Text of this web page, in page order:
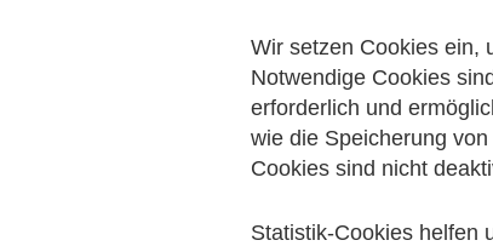
Alle Kategorien
Technische Standards Interviews
Wir setzen Cookies ein,
Notwendige Cookies
erforderlich und
wie die Speicherung
Cookies sind nicht
Statistik-Cookies helfen